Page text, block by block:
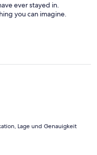
ever stayed in.
you can imagine.
Lage und Genauigkeit